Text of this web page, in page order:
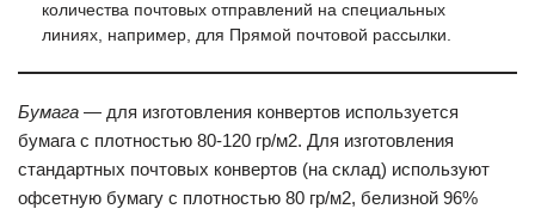
количества почтовых отправлений на специальных
линиях, например, для Прямой почтовой рассылки.
Бумага — для изготовления конвертов используется
бумага с плотностью 80-120 гр/м2. Для изготовления
стандартных почтовых конвертов (на склад) используют
офсетную бумагу с плотностью 80 гр/м2, белизной 96%